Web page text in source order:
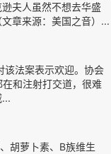
夫人虽然不想去华盛
章来源：美国之音）...
法案表示欢迎。协会
和注射打交道，很难
胡萝卜素、B族维生